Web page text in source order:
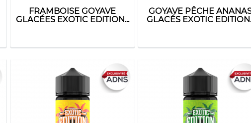
FRAMBOISE GOYAVE
GLACÉES EXOTIC EDITION...
GOYAVE PÊCHE
GLACÉS EXOTIC